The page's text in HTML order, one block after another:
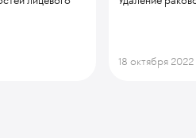
18 октября 2022